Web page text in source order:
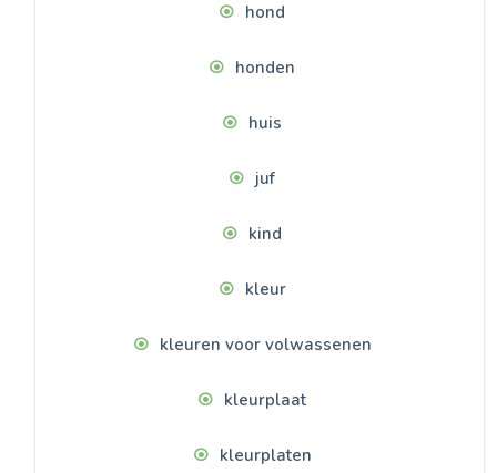
hond
honden
huis
juf
kind
kleur
kleuren voor volwassenen
kleurplaat
kleurplaten